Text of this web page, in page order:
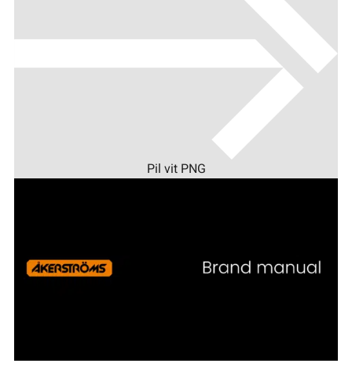
Pil vit PNG